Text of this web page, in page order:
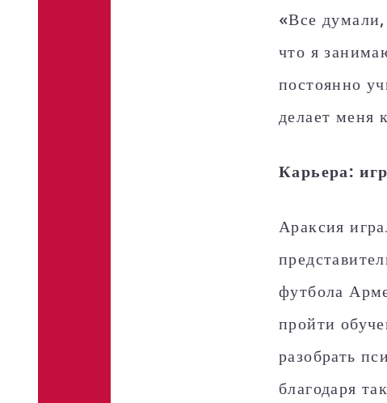
«Все
что я
постоянно
делает меня
Карьера:
Араксия
футбола
пройти
разобрать
благодаря